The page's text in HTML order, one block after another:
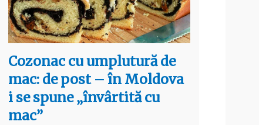
Cozonac cu umplutură de
mac: de post – în Moldova
i se spune „învârtită cu
mac”